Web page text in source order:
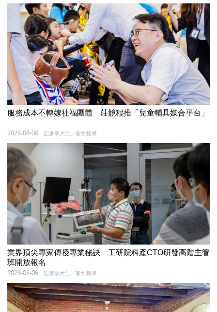
服務成本不轉嫁社福團體 莊競程推「兒童輔具媒合平台」
記者季大仁／新竹報導
2026-08-06
業界頂尖專家傳授專業秘訣 工研院科產CTO研發高階主管
班開放報名
記者季大仁／新竹報導
2026-08-06